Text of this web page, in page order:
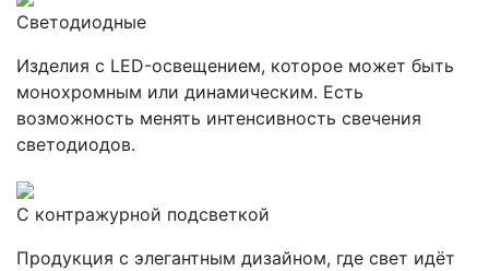
Светодиодные
Изделия с LED-освещением, которое может быть
монохромным или динамическим. Есть
возможность менять интенсивность свечения
светодиодов.
С контражурной подсветкой
Продукция с элегантным дизайном, где свет идёт